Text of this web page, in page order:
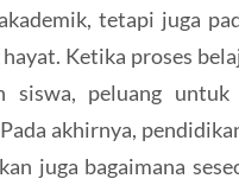
tetapi juga
Ketika proses
siswa, peluang
akhirnya,
juga bagaimana